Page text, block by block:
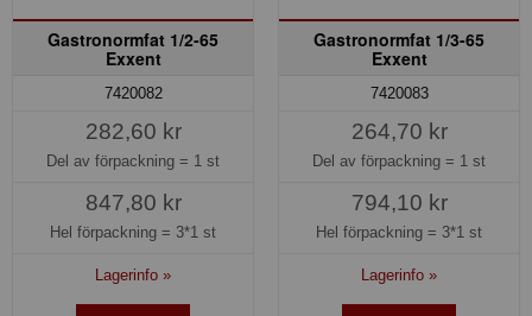
Gastronormfat 1/2-65
Exxent
7420082
282,60 kr
Del av förpackning = 1 st
847,80 kr
Hel förpackning = 3*1 st
Lagerinfo »
Gastronormfat 1/3-65
Exxent
7420083
264,70 kr
Del av förpackning = 1 st
794,10 kr
Hel förpackning = 3*1 st
Lagerinfo »